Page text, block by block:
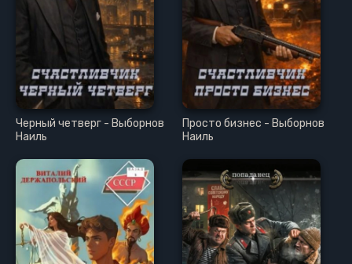
Черный четверг - Выборнов
Наиль
Просто бизнес - Выборнов
Наиль